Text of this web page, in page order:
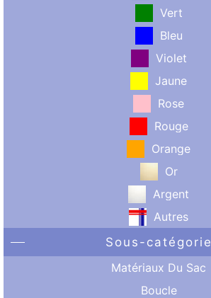
Vert
Bleu
Violet
Jaune
Rose
Rouge
Orange
Or
Argent
Autres
Sous-catégorie
Matériaux Du Sac
Boucle